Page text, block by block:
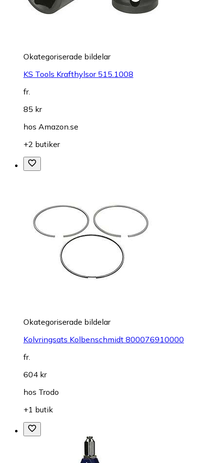
Okategoriserade bildelar
KS Tools Krafthylsor 515.1008
fr.
85 kr
hos Amazon.se
+2 butiker
Okategoriserade bildelar
Kolvringsats Kolbenschmidt 800076910000
fr.
604 kr
hos Trodo
+1 butik